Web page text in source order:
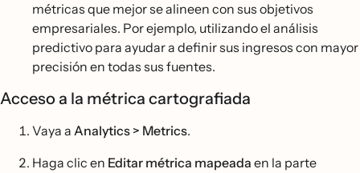
métricas que mejor se alineen con sus objetivos
empresariales. Por ejemplo, utilizando el análisis
predictivo para ayudar a definir sus ingresos con mayor
precisión en todas sus fuentes.
Acceso a la métrica cartografiada
Vaya a Analytics > Metrics.
Haga clic en Editar métrica mapeada en la parte